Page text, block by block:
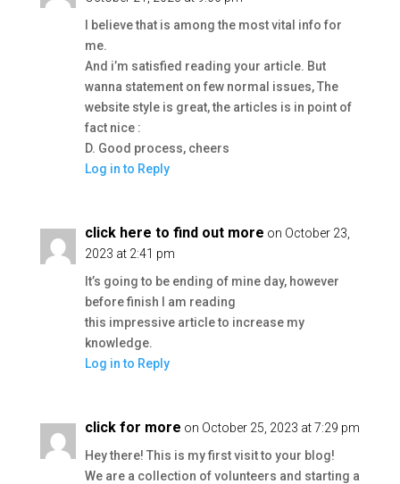
I believe that is among the most vital info for
me.
And i’m satisfied reading your article. But
wanna statement on few normal issues, The
website style is great, the articles is in point of
fact nice :
D. Good process, cheers
Log in to Reply
click here to find out more on October 23,
2023 at 2:41 pm
It’s going to be ending of mine day, however
before finish I am reading
this impressive article to increase my
knowledge.
Log in to Reply
click for more on October 25, 2023 at 7:29 pm
Hey there! This is my first visit to your blog!
We are a collection of volunteers and starting a